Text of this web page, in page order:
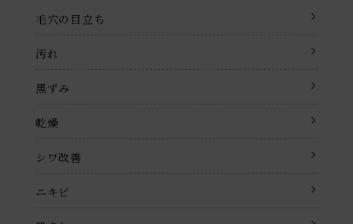
毛穴の目立ち
汚れ
黒ずみ
乾燥
シワ改善
ニキビ